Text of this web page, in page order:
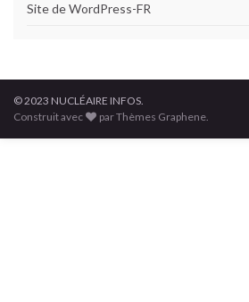
Site de WordPress-FR
© 2023 NUCLÉAIRE INFOS.
Construit avec
par Thèmes Graphene.